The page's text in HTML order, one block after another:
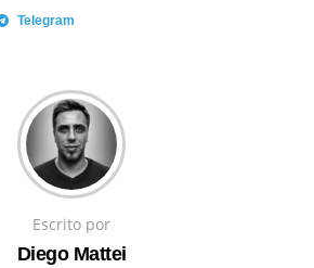
Telegram
Escrito por
Diego Mattei